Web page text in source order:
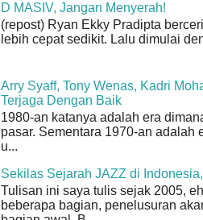
D MASIV, Jangan Menyerah!
(repost) Ryan Ekky Pradipta
lebih cepat sedikit. Lalu dimulai
Arry Syaff, Tony Wenas, Kadri
Terjaga Dengan Baik
1980-an katanya adalah era
pasar. Sementara 1970-an adalah
u...
Sekilas Sejarah JAZZ di
Tulisan ini saya tulis sejak 2005,
beberapa bagian, penelusuran